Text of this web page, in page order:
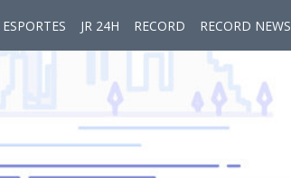
ESPORTES JR 24H RECORD RECORD NEWS